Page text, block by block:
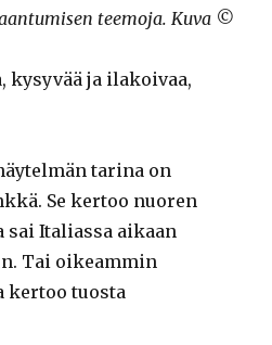
teemoja. Kuva ©
kysyvää ja ilakoivaa,
tarina on
Se kertoo nuoren
sai Italiassa aikaan
Tai oikeammin
kertoo tuosta